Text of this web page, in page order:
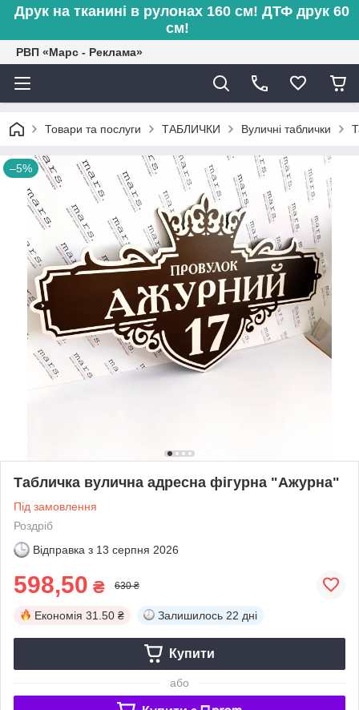
Друк на тканині в рулонах 160 см! ДТФ друк 60
см!
РВП «Марс - Реклама»
Товари та послуги ТАБЛИЧКИ Вуличні таблички
–5%
Табличка вулична адресна фігурна "Ажурна"
Під замовлення
Роздріб
Відправка з 13 серпня 2026
598,50 ₴ 630 ₴
Економія 31.50 ₴ Залишилось 22 дні
Купити
або